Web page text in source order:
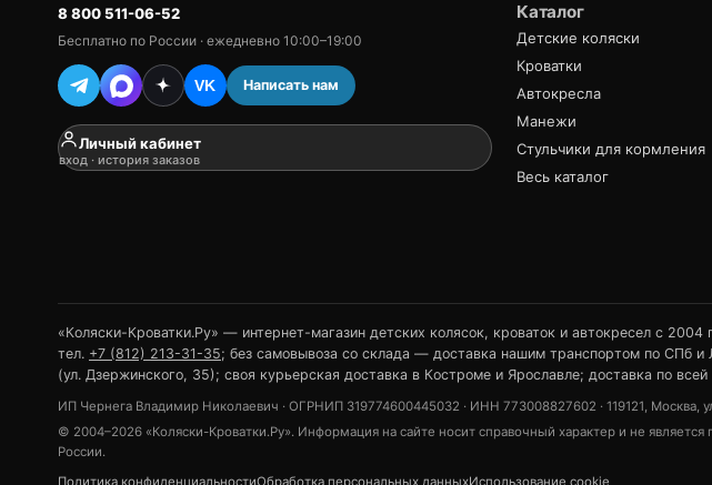
8 800 511-06-52
Бесплатно по России · ежедневно 10:00–19:00
VK Написать нам
Личный кабинет
вход · история заказов
Каталог
Детские коляски
Кроватки
Автокресла
Манежи
Стульчики для кормления
Весь каталог
«Коляски-Кроватки.Ру» — интернет-магазин детских колясок, кроваток и автокресел с
тел. +7 (812) 213-31-35; без самовывоза со склада — доставка нашим транспортом по СПб
(ул. Дзержинского, 35); своя курьерская доставка в Костроме и Ярославле; доставка по
ИП Чернега Владимир Николаевич · ОГРНИП 319774600445032 · ИНН 773008827602 · 119121, Москва,
© 2004–2026 «Коляски-Кроватки.Ру». Информация на сайте носит справочный характер и не
России.